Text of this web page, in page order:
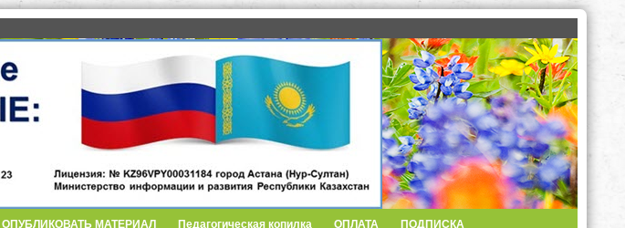
ОПУБЛИКОВАТЬ МАТЕРИАЛ Педагогическая копилка ОПЛАТА ПОДПИСКА